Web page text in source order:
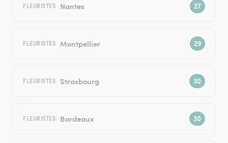
FLEURISTES Nantes
FLEURISTES Montpellier
FLEURISTES Strasbourg
FLEURISTES Bordeaux